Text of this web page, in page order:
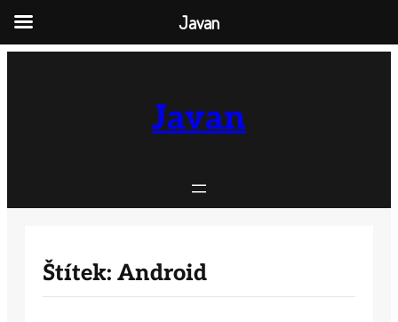
Javan
Štítek: Android
Javan